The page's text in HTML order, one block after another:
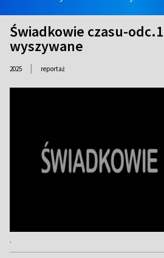
Świadkowie czasu-
wyszywane
2025 | reportaż
.